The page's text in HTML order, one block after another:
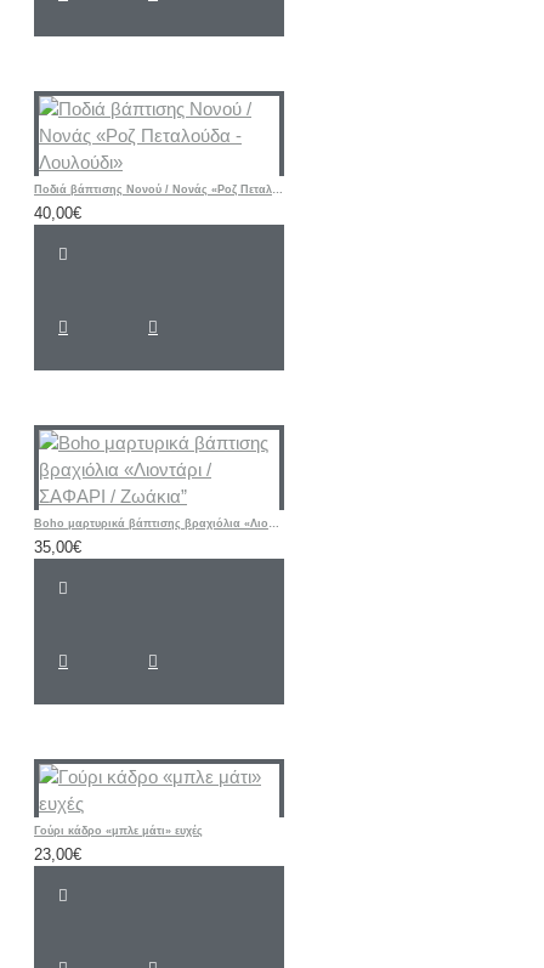
Ποδιά βάπτισης Νονού / Νονάς «Ροζ Πεταλούδα - Λουλούδι»
40,00€
Boho μαρτυρικά βάπτισης βραχιόλια «Λιοντάρι / ΣΑΦΑΡΙ / Ζωάκια”
35,00€
Γούρι κάδρο «μπλε μάτι» ευχές
23,00€